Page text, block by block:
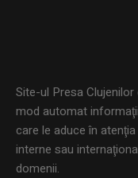
Site-ul Presa
mod automat
care le aduce în
interne sau
domenii.